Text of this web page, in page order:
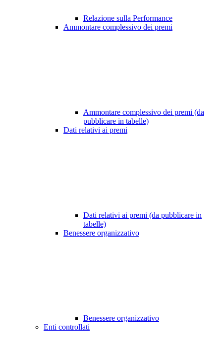
Relazione sulla Performance
Ammontare complessivo dei premi
Ammontare complessivo dei premi (da
pubblicare in tabelle)
Dati relativi ai premi
Dati relativi ai premi (da pubblicare in
tabelle)
Benessere organizzativo
Benessere organizzativo
Enti controllati